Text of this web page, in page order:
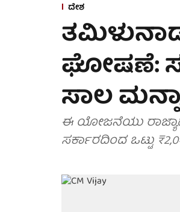
ದೇಶ
ಘೋಷಣೆ:
ಸಾಲ
ಈ ಯೋಜನೆಯು
ಸರ್ಕಾರದಿಂದ ಒಟ್ಟು